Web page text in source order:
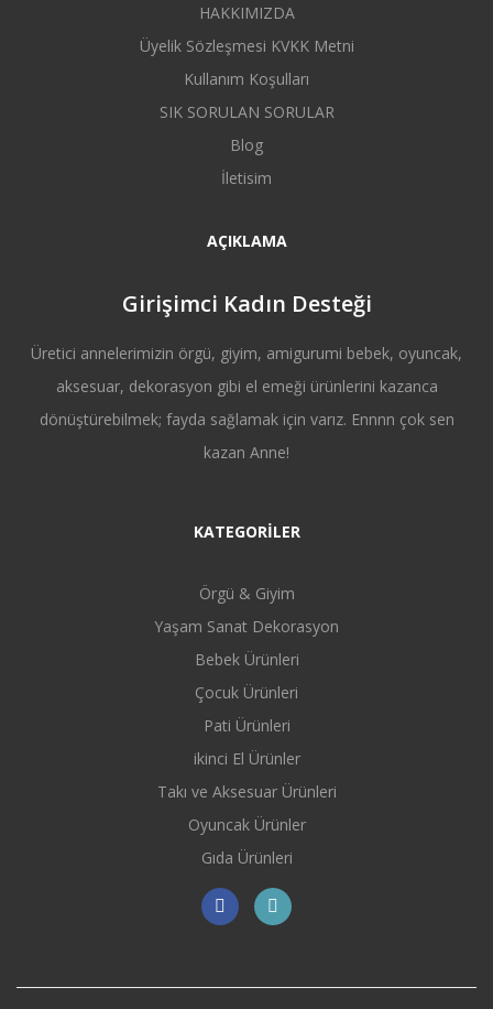
HAKKIMIZDA
Üyelik Sözleşmesi KVKK Metni
Kullanım Koşulları
SIK SORULAN SORULAR
Blog
İletisim
AÇIKLAMA
Girişimci Kadın Desteği
Üretici annelerimizin örgü, giyim, amigurumi bebek, oyuncak,
aksesuar, dekorasyon gibi el emeği ürünlerini kazanca
dönüştürebilmek; fayda sağlamak için varız. Ennnn çok sen
kazan Anne!
KATEGORİLER
Örgü & Giyim
Yaşam Sanat Dekorasyon
Bebek Ürünleri
Çocuk Ürünleri
Pati Ürünleri
ikinci El Ürünler
Takı ve Aksesuar Ürünleri
Oyuncak Ürünler
Gıda Ürünleri